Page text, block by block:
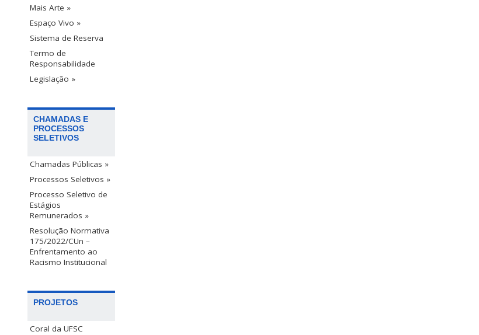
Mais Arte »
Espaço Vivo »
Sistema de Reserva
Termo de
Responsabilidade
Legislação »
CHAMADAS E
PROCESSOS
SELETIVOS
Chamadas Públicas »
Processos Seletivos »
Processo Seletivo de
Estágios
Remunerados »
Resolução Normativa
175/2022/CUn –
Enfrentamento ao
Racismo Institucional
PROJETOS
Coral da UFSC